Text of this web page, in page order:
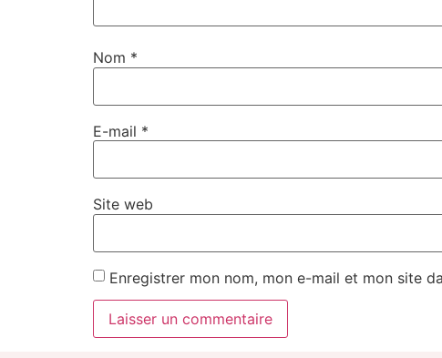
Nom *
E-mail *
Site web
Enregistrer mon nom, mon e-mail et mon site